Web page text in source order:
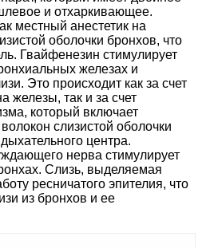
и отхаркивающее.
местный анестетик на
оболочки бронхов, что
Гвайфенезин стимулирует
железах и
Это происходит как за счет
железы, так и за счет
который включает
слизистой оболочки
центра.
нерва стимулирует
Слизь, выделяемая
ресничатого эпителия, что
из бронхов и ее